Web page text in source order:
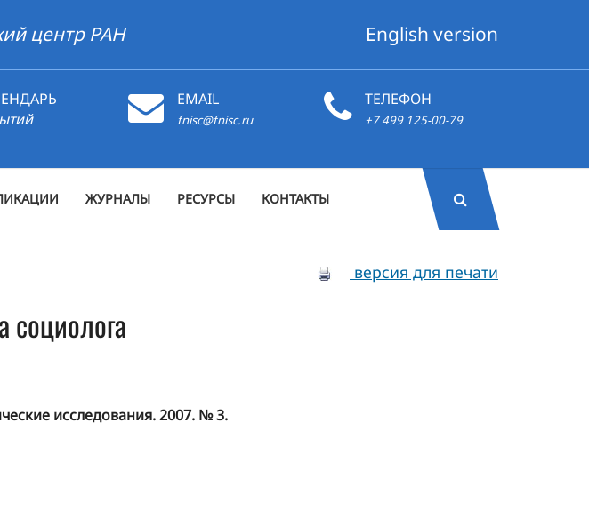
центр РАН English version
EMAIL
fnisc@fnisc.ru
ТЕЛЕФОН
+7 499 125-00-79
ЖУРНАЛЫ РЕСУРСЫ КОНТАКТЫ
версия для печати
социолога
исследования. 2007. № 3.